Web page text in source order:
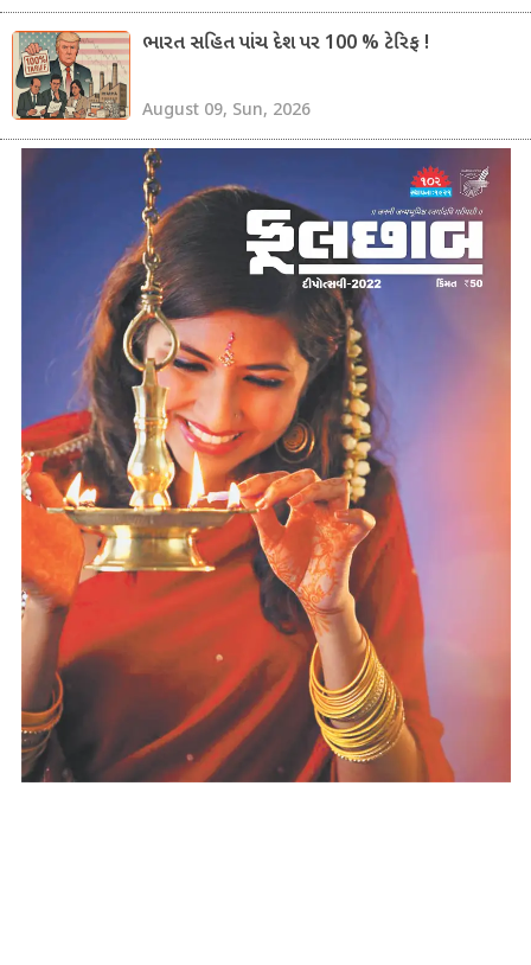
ભારત સહિત પાંચ દેશ પર 100 % ટેરિફ !
August 09, Sun, 2026